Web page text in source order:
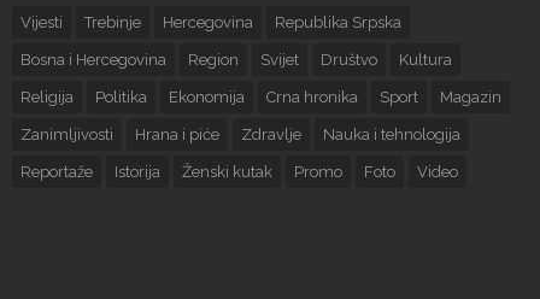
Vijesti Trebinje Hercegovina Republika Srpska
Bosna i Hercegovina Region Svijet Društvo Kultura
Religija Politika Ekonomija Crna hronika Sport Magazin
Zanimljivosti Hrana i piće Zdravlje Nauka i tehnologija
Reportaže Istorija Ženski kutak Promo Foto Video